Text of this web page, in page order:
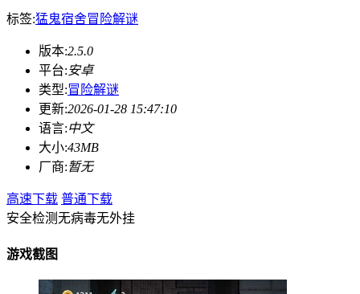
标签:猛鬼宿舍冒险解谜
版本:2.5.0
平台:安卓
类型:冒险解谜
更新:2026-01-28 15:47:10
语言:中文
大小:43MB
厂商:暂无
高速下载 普通下载
安全检测无病毒无外挂
游戏截图